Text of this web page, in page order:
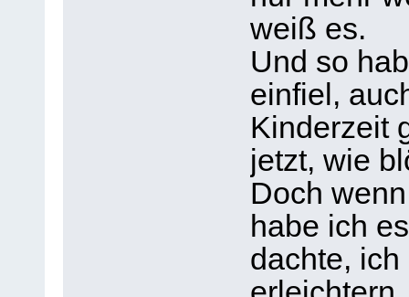
weiß es.
Und so
einfiel,
Kinderzeit
jetzt, wie
Doch
habe ich
dachte,